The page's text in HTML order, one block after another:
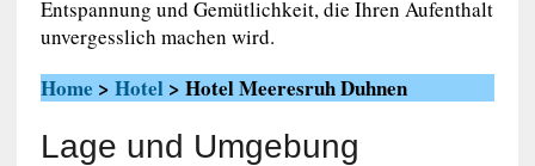
Entspannung und Gemütlichkeit, die Ihren Aufenthalt
unvergesslich machen wird.
Home > Hotel > Hotel Meeresruh Duhnen
Lage und Umgebung